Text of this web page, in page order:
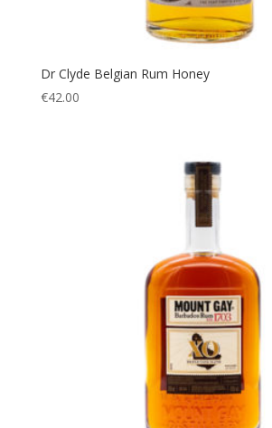
Dr Clyde Belgian Rum Honey
€42.00